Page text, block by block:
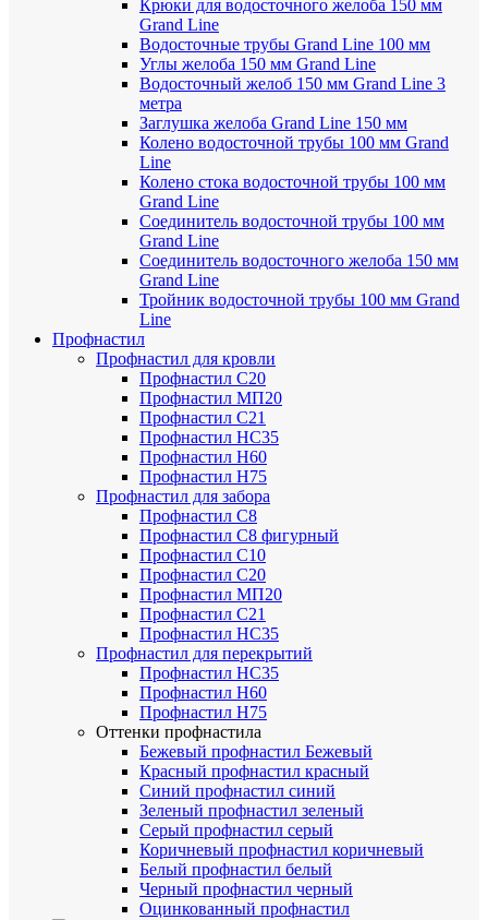
Крюки для водосточного желоба 150 мм
Grand Line
Водосточные трубы Grand Line 100 мм
Углы желоба 150 мм Grand Line
Водосточный желоб 150 мм Grand Line 3
метра
Заглушка желоба Grand Line 150 мм
Колено водосточной трубы 100 мм Grand
Line
Колено стока водосточной трубы 100 мм
Grand Line
Соединитель водосточной трубы 100 мм
Grand Line
Соединитель водосточного желоба 150 мм
Grand Line
Тройник водосточной трубы 100 мм Grand
Line
Профнастил
Профнастил для кровли
Профнастил С20
Профнастил МП20
Профнастил С21
Профнастил НС35
Профнастил Н60
Профнастил Н75
Профнастил для забора
Профнастил С8
Профнастил С8 фигурный
Профнастил С10
Профнастил С20
Профнастил МП20
Профнастил С21
Профнастил НС35
Профнастил для перекрытий
Профнастил НС35
Профнастил Н60
Профнастил Н75
Оттенки профнастила
Бежевый профнастил Бежевый
Красный профнастил красный
Синий профнастил синий
Зеленый профнастил зеленый
Серый профнастил серый
Коричневый профнастил коричневый
Белый профнастил белый
Черный профнастил черный
Оцинкованный профнастил